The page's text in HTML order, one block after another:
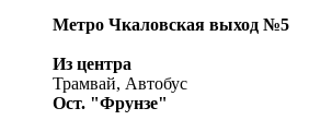
Метро Чкаловская выход №5
Из центра
Трамвай, Автобус
Ост. "Фрунзе"